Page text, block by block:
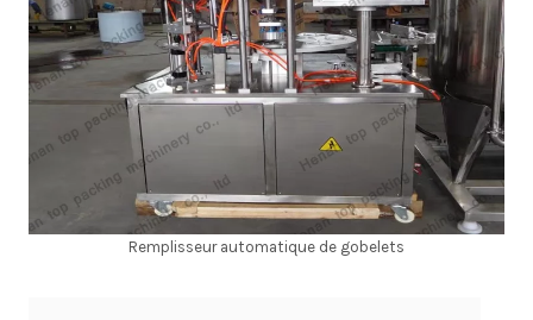
Remplisseur automatique de gobelets